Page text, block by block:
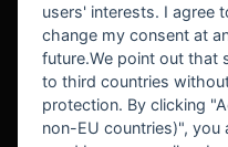
BEKANNT AUS
users' interests. I agree
change my consent at
future.We point out that
to third countries
protection. By clicking
non-EU countries)",